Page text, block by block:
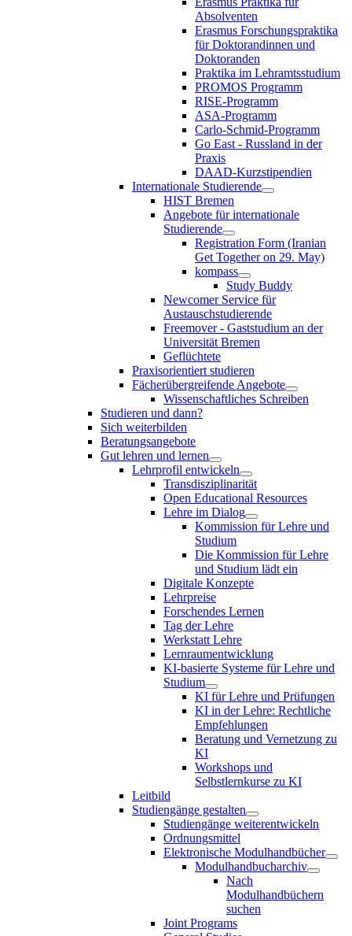
Absolventen
Erasmus Forschungspraktika
für Doktorandinnen und
Doktoranden
Praktika im Lehramtsstudium
PROMOS Programm
RISE-Programm
ASA-Programm
Carlo-Schmid-Programm
Go East - Russland in der
Praxis
DAAD-Kurzstipendien
Internationale Studierende
HIST Bremen
Angebote für internationale
Studierende
Registration Form (Iranian
Get Together on 29. May)
kompass
Study Buddy
Newcomer Service für
Austauschstudierende
Freemover - Gaststudium an der
Universität Bremen
Geflüchtete
Praxisorientiert studieren
Fächerübergreifende Angebote
Wissenschaftliches Schreiben
Studieren und dann?
Sich weiterbilden
Beratungsangebote
Gut lehren und lernen
Lehrprofil entwickeln
Transdisziplinarität
Open Educational Resources
Lehre im Dialog
Kommission für Lehre und
Studium
Die Kommission für Lehre
und Studium lädt ein
Digitale Konzepte
Lehrpreise
Forschendes Lernen
Tag der Lehre
Werkstatt Lehre
Lernraumentwicklung
KI-basierte Systeme für Lehre und
Studium
KI für Lehre und Prüfungen
KI in der Lehre: Rechtliche
Empfehlungen
Beratung und Vernetzung zu
KI
Workshops und
Selbstlernkurse zu KI
Leitbild
Studiengänge gestalten
Studiengänge weiterentwickeln
Ordnungsmittel
Elektronische Modulhandbücher
Modulhandbucharchiv
Nach
Modulhandbüchern
suchen
Joint Programs